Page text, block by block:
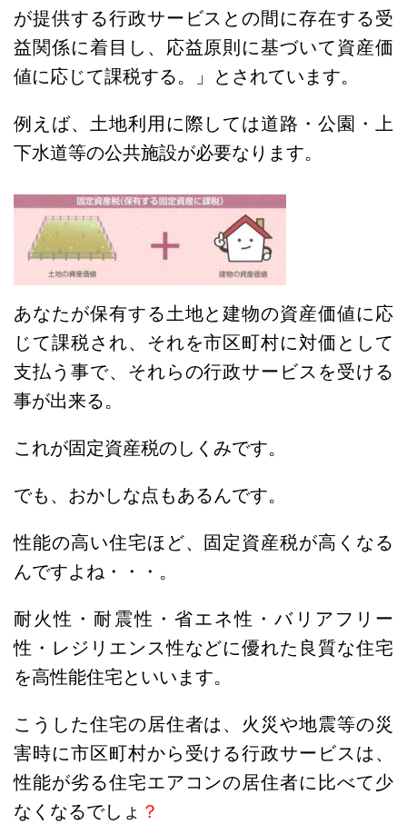
が提供する行政サービスとの間に存在する受
益関係に着目し、応益原則に基づいて資産価
値に応じて課税する。」とされています。
例えば、土地利用に際しては道路・公園・上
下水道等の公共施設が必要なります。
あなたが保有する土地と建物の資産価値に応
じて課税され、それを市区町村に対価として
支払う事で、それらの行政サービスを受ける
事が出来る。
これが固定資産税のしくみです。
でも、おかしな点もあるんです。
性能の高い住宅ほど、固定資産税が高くなる
んですよね・・・。
耐火性・耐震性・省エネ性・バリアフリー
性・レジリエンス性などに優れた良質な住宅
を高性能住宅といいます。
こうした住宅の居住者は、火災や地震等の災
害時に市区町村から受ける行政サービスは、
性能が劣る住宅エアコンの居住者に比べて少
なくなるでしょ ？